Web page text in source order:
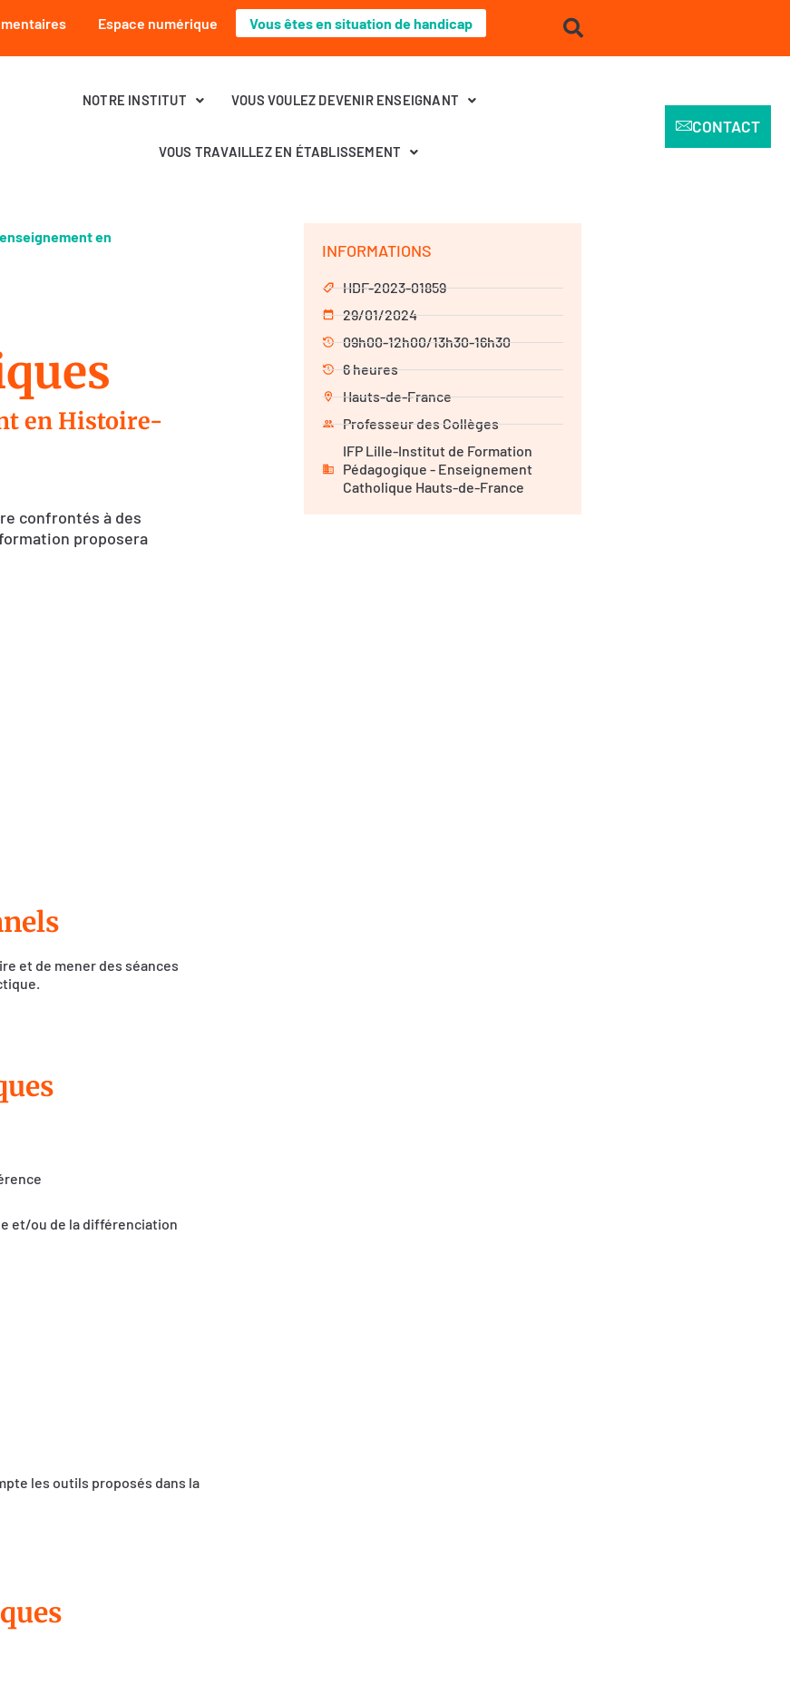
Espace numérique Vous êtes en situation de handicap
NOTRE INSTITUT VOUS VOULEZ DEVENIR ENSEIGNANT
VOUS TRAVAILLEZ EN ÉTABLISSEMENT
CONTACT
en
en Histoire-
confrontés à des
proposera
INFORMATIONS
HDF-2023-01859
29/01/2024
09h00-12h00/13h30-16h30
6 heures
Hauts-de-France
Professeur des Collèges
IFP Lille-Institut de Formation
Pédagogique - Enseignement
Catholique Hauts-de-France
et de mener des séances
et/ou de la différenciation
les outils proposés dans la